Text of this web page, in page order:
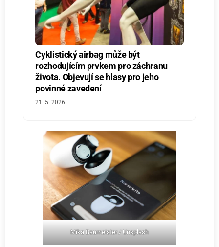
Cyklistický airbag může být
rozhodujícím prvkem pro záchranu
života. Objevují se hlasy pro jeho
povinné zavedení
21. 5. 2026
Mika Baumeister / Unsplash